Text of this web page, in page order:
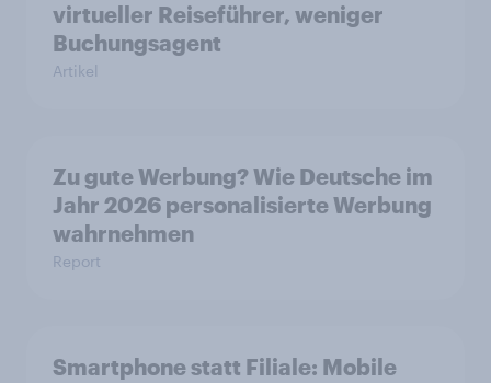
virtueller Reiseführer, weniger
Buchungsagent
Artikel
Zu gute Werbung? Wie Deutsche im
Jahr 2026 personalisierte Werbung
wahrnehmen
Report
Smartphone statt Filiale: Mobile